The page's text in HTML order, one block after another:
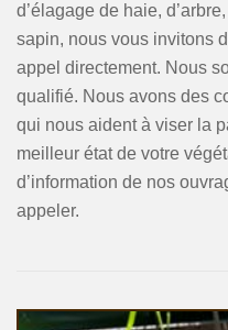
d’élagage de haie,
sapin, nous vous invitons
appel directement. Nous
qualifié. Nous avons des
qui nous aident à viser la
meilleur état de votre
d’information de nos
appeler.